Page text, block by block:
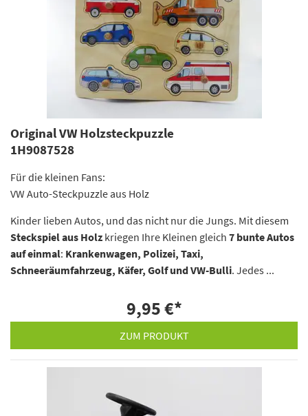
Original VW Holzsteckpuzzle
1H9087528
Für die kleinen Fans:
VW Auto-Steckpuzzle aus Holz
Kinder lieben Autos, und das nicht nur die Jungs. Mit diesem
Steckspiel aus Holz kriegen Ihre Kleinen gleich 7 bunte Autos
auf einmal: Krankenwagen, Polizei, Taxi,
Schneeräumfahrzeug, Käfer, Golf und VW-Bulli. Jedes ...
9,95 €*
ZUM PRODUKT